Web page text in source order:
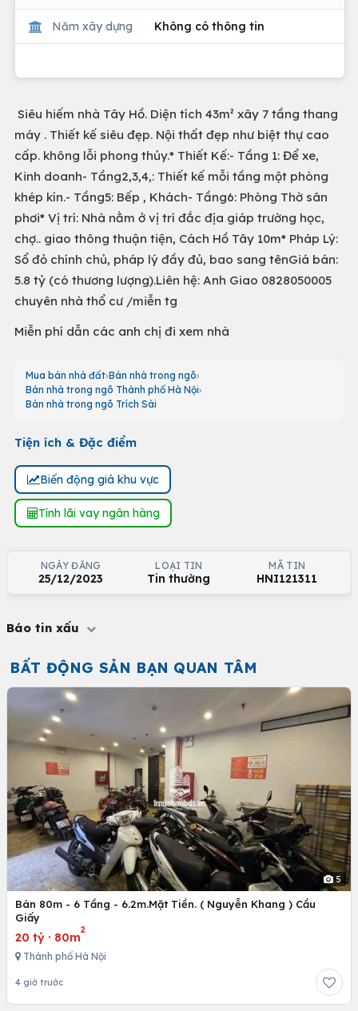
Năm xây dựng Không có thông tin
Siêu hiếm nhà Tây Hồ. Diện tích 43m² xây 7 tầng thang
máy . Thiết kế siêu đẹp. Nội thất đẹp như biệt thự cao
cấp. không lỗi phong thủy.* Thiết Kế:- Tầng 1: Để xe,
Kinh doanh- Tầng2,3,4,: Thiết kế mỗi tầng một phòng
khép kín.- Tầng5: Bếp , Khách- Tầng6: Phòng Thờ sân
phơi* Vị trí: Nhà nằm ở vị trí đắc địa giáp trường học,
chợ.. giao thông thuận tiện, Cách Hồ Tây 10m* Pháp Lý:
Sổ đỏ chính chủ, pháp lý đầy đủ, bao sang tênGiá bán:
5.8 tỷ (có thương lượng).Liên hệ: Anh Giao 0828050005
chuyên nhà thổ cư /miễn tg
Miễn phí dẫn các anh chị đi xem nhà
Mua bán nhà đất Bán nhà trong ngõ
Bán nhà trong ngõ Thành phố Hà Nội
Bán nhà trong ngõ Trích Sài
Tiện ích & Đặc điểm
Biến động giá khu vực
Tính lãi vay ngân hàng
NGÀY ĐĂNG
25/12/2023
LOẠI TIN
Tin thường
MÃ TIN
HNI121311
Báo tin xấu
BẤT ĐỘNG SẢN BẠN QUAN TÂM
5
Bán 80m - 6 Tầng - 6.2m.Mặt Tiền. ( Nguyễn Khang ) Cầu
Giấy
20 tỷ · 80m
2
Thành phố Hà Nội
4 giờ trước